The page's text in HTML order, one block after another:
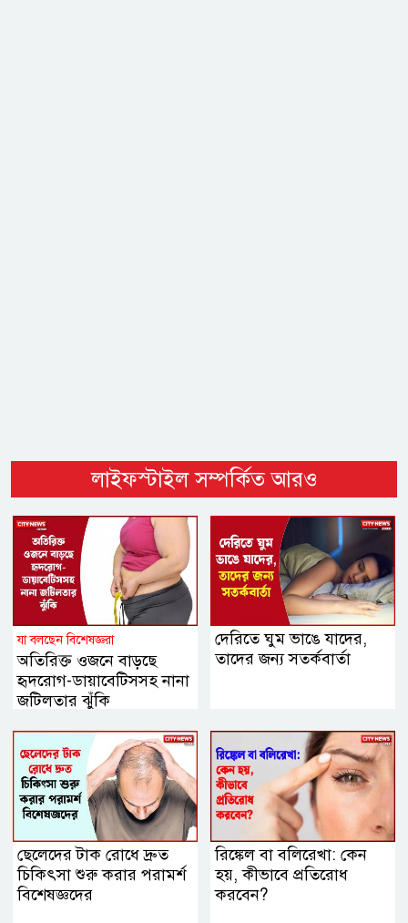
লাইফস্টাইল সম্পর্কিত আরও
যা বলছেন বিশেষজ্ঞরা
অতিরিক্ত ওজনে বাড়ছে
হৃদরোগ-ডায়াবেটিসসহ নানা
জটিলতার ঝুঁকি
দেরিতে ঘুম ভাঙে যাদের,
তাদের জন্য সতর্কবার্তা
ছেলেদের টাক রোধে দ্রুত
চিকিৎসা শুরু করার পরামর্শ
বিশেষজ্ঞদের
রিঙ্কেল বা বলিরেখা: কেন
হয়, কীভাবে প্রতিরোধ
করবেন?